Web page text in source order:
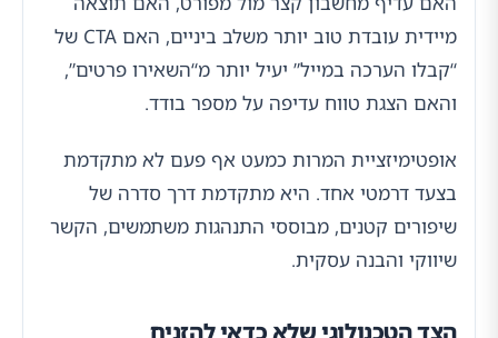
מיידית עובדת טוב יותר משלב ביניים, האם CTA של
“קבלו הערכה במייל” יעיל יותר מ“השאירו פרטים”,
והאם הצגת טווח עדיפה על מספר בודד.
אופטימיזציית המרות כמעט אף פעם לא מתקדמת
בצעד דרמטי אחד. היא מתקדמת דרך סדרה של
שיפורים קטנים, מבוססי התנהגות משתמשים, הקשר
שיווקי והבנה עסקית.